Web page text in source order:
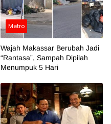
Metro
Wajah Makassar Berubah Jadi
“Rantasa”, Sampah Dipilah
Menumpuk 5 Hari